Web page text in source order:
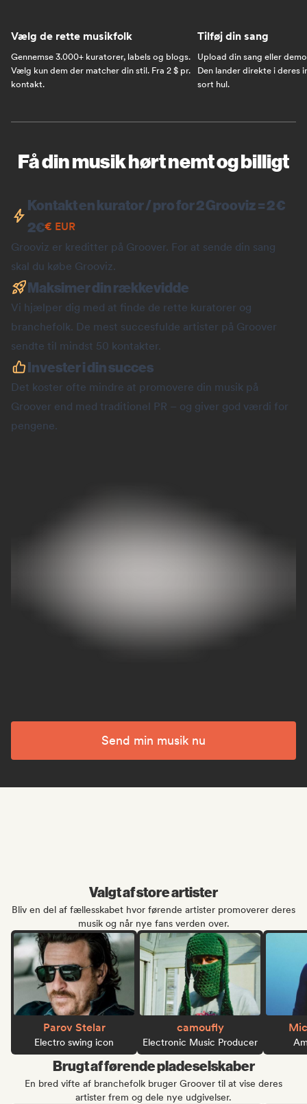
Vælg de rette musikfolk
Gennemse 3.000+ kuratorer, labels og blogs.
Vælg kun dem der matcher din stil. Fra 2 $ pr.
kontakt.
Tilføj din sang
Upload din sang eller
Den lander direkte i deres
sort hul.
Få din musik hørt nemt og billigt
Kontakt en kurator / pro for 2 Grooviz = 2 €
2€€ EUR
Grooviz er kreditter på Groover. For at sende din sang
skal du købe Grooviz.
Maksimer din rækkevidde
Vi hjælper dig med at finde de rette kuratorer og
branchefolk. De mest succesfulde artister på Groover
sendte til mindst 50 kontakter.
Invester i din succes
Det koster ofte mindre at promovere din musik på
Groover end med traditionel PR – og giver god værdi for
pengene.
Send min musik nu
Valgt af store artister
Bliv en del af fællesskabet hvor førende artister promoverer deres
musik og når nye fans verden over.
Parov Stelar
Electro swing icon
camoufly
Electronic Music Producer
Brugt af førende pladeselskaber
En bred vifte af branchefolk bruger Groover til at vise deres
artister frem og dele nye udgivelser.